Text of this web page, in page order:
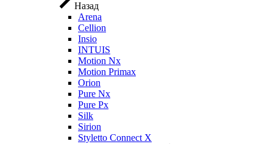
Назад
Arena
Cellion
Insio
INTUIS
Motion Nx
Motion Primax
Orion
Pure Nx
Pure Px
Silk
Sirion
Styletto Connect X